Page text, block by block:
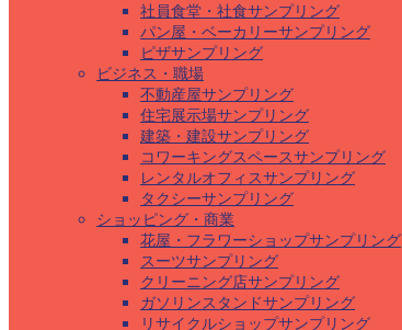
社員食堂・社食サンプリング
パン屋・ベーカリーサンプリング
ピザサンプリング
ビジネス・職場
不動産屋サンプリング
住宅展示場サンプリング
建築・建設サンプリング
コワーキングスペースサンプリング
レンタルオフィスサンプリング
タクシーサンプリング
ショッピング・商業
花屋・フラワーショップサンプリング
スーツサンプリング
クリーニング店サンプリング
ガソリンスタンドサンプリング
リサイクルショップサンプリング